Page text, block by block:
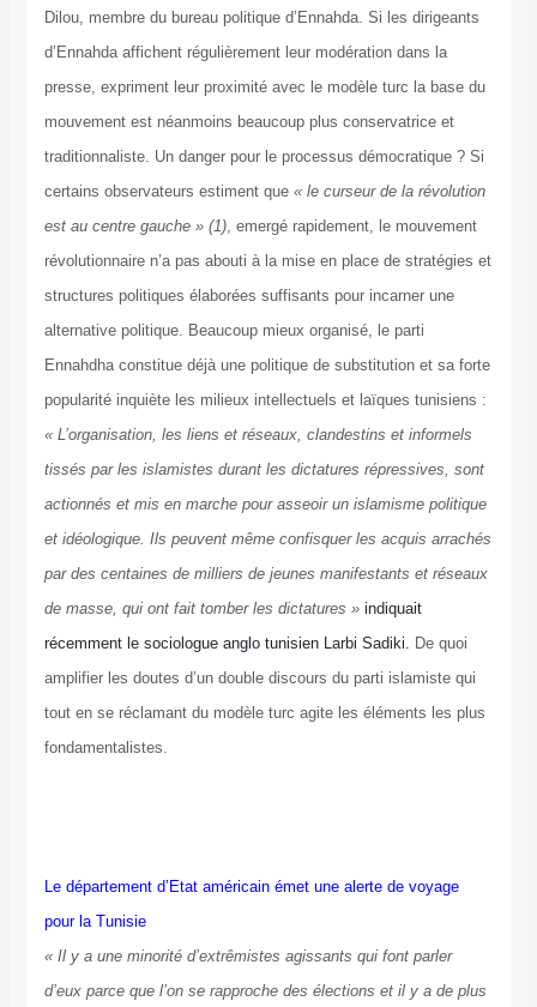
Dilou, membre du bureau politique d’Ennahda. Si les dirigeants
d’Ennahda affichent régulièrement leur modération dans la
presse, expriment leur proximité avec le modèle turc la base du
mouvement est néanmoins beaucoup plus conservatrice et
traditionnaliste. Un danger pour le processus démocratique ? Si
certains observateurs estiment que « le curseur de la révolution
est au centre gauche » (1), emergé rapidement, le mouvement
révolutionnaire n’a pas abouti à la mise en place de stratégies et
structures politiques élaborées suffisants pour incarner une
alternative politique. Beaucoup mieux organisé, le parti
Ennahdha constitue déjà une politique de substitution et sa forte
popularité inquiète les milieux intellectuels et laïques tunisiens :
« L’organisation, les liens et réseaux, clandestins et informels
tissés par les islamistes durant les dictatures répressives, sont
actionnés et mis en marche pour asseoir un islamisme politique
et idéologique. Ils peuvent même confisquer les acquis arrachés
par des centaines de milliers de jeunes manifestants et réseaux
de masse, qui ont fait tomber les dictatures »indiquait
récemment le sociologue anglo tunisien Larbi Sadiki. De quoi
amplifier les doutes d’un double discours du parti islamiste qui
tout en se réclamant du modèle turc agite les éléments les plus
fondamentalistes.
Le département d’Etat américain émet une alerte de voyage
pour la Tunisie
« Il y a une minorité d’extrêmistes agissants qui font parler
d’eux parce que l’on se rapproche des élections et il y a de plus